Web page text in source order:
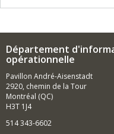
Département
opérationnelle
Pavillon André-Aisenstadt
2920, chemin de la Tour
Montréal (QC)
H3T 1J4
514 343-6602